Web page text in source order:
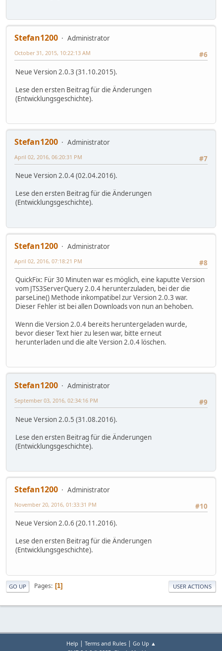
Stefan1200
Administrator
#6
October 31, 2015, 10:22:13 AM
Neue Version 2.0.3 (31.10.2015).
Lese den ersten Beitrag für die Änderungen
(Entwicklungsgeschichte).
Stefan1200
Administrator
#7
April 02, 2016, 06:20:31 PM
Neue Version 2.0.4 (02.04.2016).
Lese den ersten Beitrag für die Änderungen
(Entwicklungsgeschichte).
Stefan1200
Administrator
#8
April 02, 2016, 07:18:21 PM
QuickFix: Für 30 Minuten war es möglich, eine kaputte Version
vom JTS3ServerQuery 2.0.4 herunterzuladen, bei der die
parseLine() Methode inkompatibel zur Version 2.0.3 war.
Dieser Fehler ist bei allen Downloads von nun an behoben.
Wenn die Version 2.0.4 bereits heruntergeladen wurde,
bevor dieser Text hier zu lesen war, bitte erneut
herunterladen und die alte Version 2.0.4 löschen.
Stefan1200
Administrator
#9
September 03, 2016, 02:34:16 PM
Neue Version 2.0.5 (31.08.2016).
Lese den ersten Beitrag für die Änderungen
(Entwicklungsgeschichte).
Stefan1200
Administrator
#10
November 20, 2016, 01:33:31 PM
Neue Version 2.0.6 (20.11.2016).
Lese den ersten Beitrag für die Änderungen
(Entwicklungsgeschichte).
GO UP Pages 1 USER ACTIONS
Help | Terms and Rules| Go Up ▲